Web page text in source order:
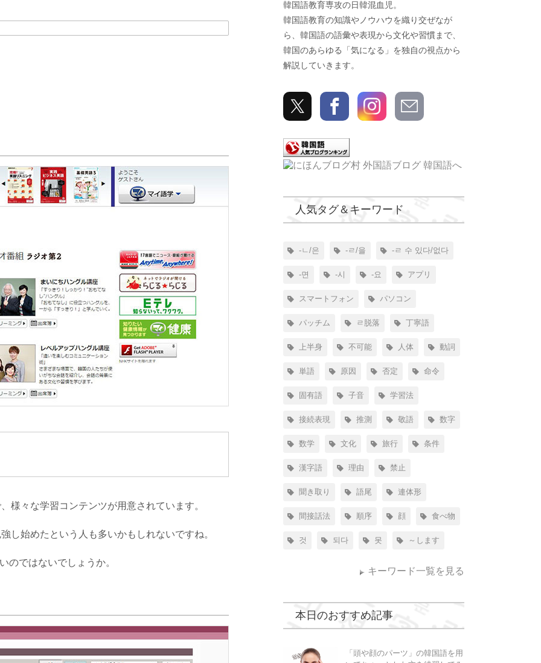
様々な学習コンテンツが用意されています。
し始めたという人も多いかもしれないですね。
のではないでしょうか。
韓国語教育専攻の日韓混血児。
韓国語教育の知識やノウハウを織り交ぜなが
ら、韓国語の語彙や表現から文化や習慣まで、
韓国のあらゆる「気になる」を独自の視点から
解説していきます。
人気タグ＆キーワード
-ㄴ/은 -ㄹ/을 -ㄹ 수 있다/없다
-면 -시 -요 アプリ
スマートフォン パソコン
パッチム ㄹ脱落 丁寧語
上半身 不可能 人体 動詞
単語 原因 否定 命令
固有語 子音 学習法
接続表現 推測 敬語 数字
数学 文化 旅行 条件
漢字語 理由 禁止
聞き取り 語尾 連体形
間接話法 順序 顔 食べ物
것 되다 못 ～します
キーワード一覧を見る
本日のおすすめ記事
「頭や顔のパーツ」の韓国語を用